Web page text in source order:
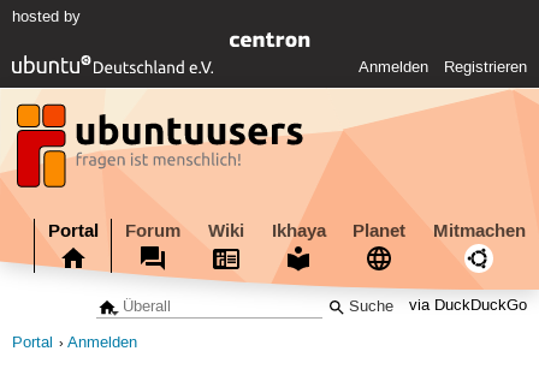
hosted by
Anmelden Registrieren
Portal Forum Wiki Ikhaya Planet Mitmachen
via DuckDuckGo
Portal Anmelden